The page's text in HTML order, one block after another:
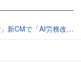
が分析したら「すぐに休んで」と言われる？